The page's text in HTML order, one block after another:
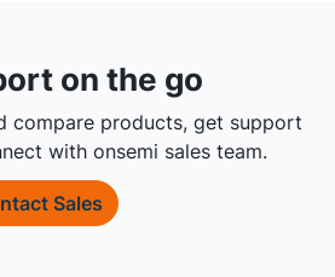
on the go
compare products, get support
with onsemi sales team.
Sales